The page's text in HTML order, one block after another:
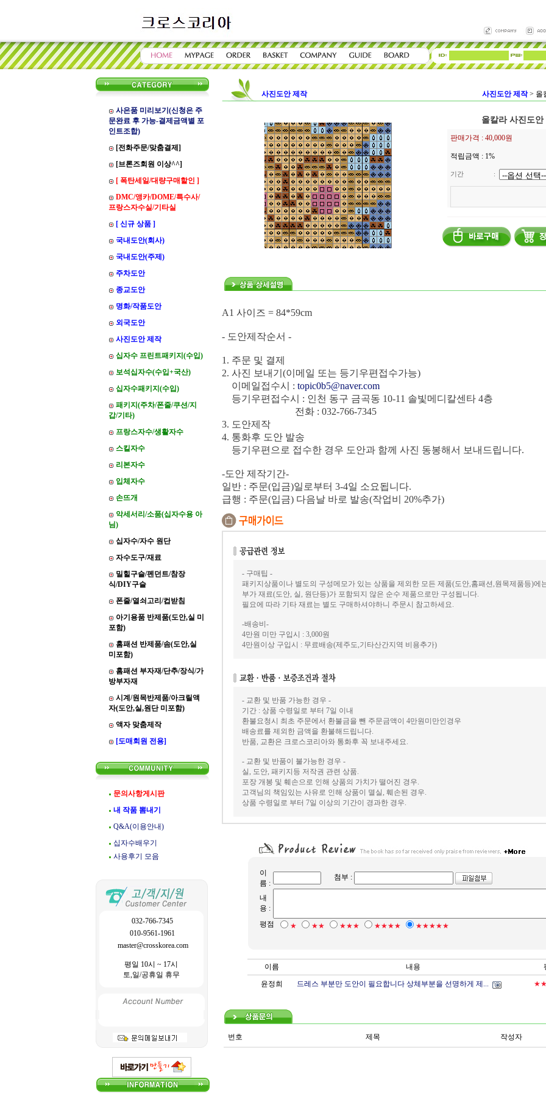
사은품 미리보기(신청은 주
문완료 후 가능-결제금액별 포
인트조합)
[전화주문/맞춤결제]
[브론즈회원 이상^^]
[ 폭탄세일/대량구매할인 ]
DMC/앵카/DOME/특수사/
프랑스자수실/기타실
[ 신규 상품 ]
국내도안(회사)
국내도안(주제)
주차도안
종교도안
명화/작품도안
외국도안
사진도안 제작
십자수 프린트패키지(수입)
보석십자수(수입+국산)
십자수패키지(수입)
패키지(주차/폰줄/쿠션/지
갑/기타)
프랑스자수/생활자수
스킬자수
리본자수
입체자수
손뜨개
악세서리/소품(십자수용 아
님)
십자수/자수 원단
자수도구/재료
밀힐구슬/펜던트/참장
식/DIY구슬
폰줄/열쇠고리/컵받침
아기용품 반제품(도안,실 미
포함)
홈패션 반제품/솜(도안,실
미포함)
홈패션 부자재/단추/장식/가
방부자재
시계/원목반제품/아크릴액
자(도안,실,원단 미포함)
액자 맞춤제작
[도매회원 전용]
문의사항게시판
내 작품 뽐내기
Q&A(이용안내)
십자수배우기
사용후기 모음
032-766-7345
010-9561-1961
master@crosskorea.com
평일 10시 ~ 17시
토,일/공휴일 휴무
사진도안 제작 사진도안 제작 > 올
올칼라 사진도
판매가격 : 40,000원
적립금액 : 1%
기간 :
A1 사이즈 = 84*59cm
- 도안제작순서 -
1. 주문 및 결제
2. 사진 보내기(이메일 또는 등기우편접수가능)
이메일접수시 : topic0b5@naver.com
등기우편접수시 : 인천 동구 금곡동 10-11 솔빛메디칼센타 4층
전화 : 032-766-7345
3. 도안제작
4. 통화후 도안 발송
등기우편으로 접수한 경우 도안과 함께 사진 동봉해서 보내드립니다.
-도안 제작기간-
일반 : 주문(입금)일로부터 3-4일 소요됩니다.
급행 : 주문(입금) 다음날 바로 발송(작업비 20%추가)
- 구매팁 -
패키지상품이나 별도의 구성메모가 있는 상품을 제외한 모든 제품(도안,홈패션,원목제품등)에
부가 재료(도안, 실, 원단등)가 포함되지 않은 순수 제품으로만 구성됩니다.
필요에 따라 기타 재료는 별도 구매하셔야하니 주문시 참고하세요.
-배송비-
4만원 미만 구입시 : 3,000원
4만원이상 구입시 : 무료배송(제주도,기타산간지역 비용추가)
- 교환 및 반품 가능한 경우 -
기간 : 상품 수령일로 부터 7일 이내
환불요청시 최초 주문에서 환불금을 뺀 주문금액이 4만원미만인경우
배송료를 제외한 금액을 환불해드립니다.
반품, 교환은 크로스코리아와 통화후 꼭 보내주세요.
- 교환 및 반품이 불가능한 경우 -
실, 도안, 패키지등 저작권 관련 상품.
포장 개봉 및 훼손으로 인해 상품의 가치가 떨어진 경우.
고객님의 책임있는 사유로 인해 상품이 멸실, 훼손된 경우.
상품 수령일로 부터 7일 이상의 기간이 경과한 경우.
이
름 :
첨부 :
내
용 :
평점
★ ★★ ★★★ ★★★★ ★★★★★
이름 내용
윤정희
드레스 부분만 도안이 필요합니다 상체부분을 선명하게 제...
번호 제목 작성자